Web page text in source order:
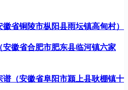
省铜陵市枞阳县雨坛镇高甸村）
徽省合肥市肥东县临河镇六家
（安徽省阜阳市颍上县耿棚镇十